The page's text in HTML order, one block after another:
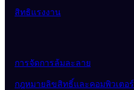
สิทธิแรงงาน
การจัดการล้มละลาย
กฎหมายลิขสิทธิ์และคอมพิวเตอร์